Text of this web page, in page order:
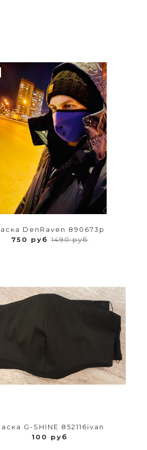
DenRaven 890673p
750 руб 1490 руб
G-SHINE 852116ivan
100 руб